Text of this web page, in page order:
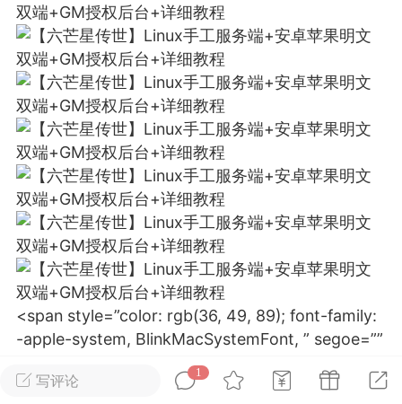
排行 在线 小黑屋
实时动态 直播
Lv.8 极品会员 靓号
黑凤梨
电脑端 外挂制作
该内容只允许登录的用户查看
写评论
1
<span style=”color: rgb(36, 49, 89); font-family:
-apple-system, BlinkMacSystemFont, ” segoe=””
ui”,=”” roboto,=”” “helvetica=”” neue”,=”” arial,=””
“noto=”” sans”,=”” sans-serif,=”” “apple=””